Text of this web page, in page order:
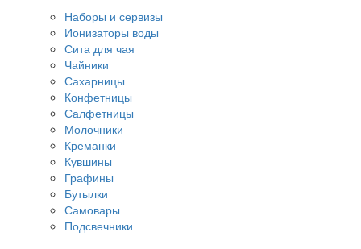
Наборы и сервизы
Ионизаторы воды
Сита для чая
Чайники
Сахарницы
Конфетницы
Салфетницы
Молочники
Креманки
Кувшины
Графины
Бутылки
Самовары
Подсвечники